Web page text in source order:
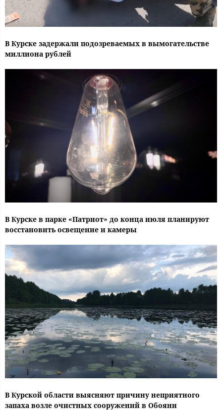
В Курске задержали подозреваемых в вымогательстве
миллиона рублей
В Курске в парке «Патриот» до конца июля планируют
восстановить освещение и камеры
В Курской области выясняют причину неприятного
запаха возле очистных сооружений в Обояни